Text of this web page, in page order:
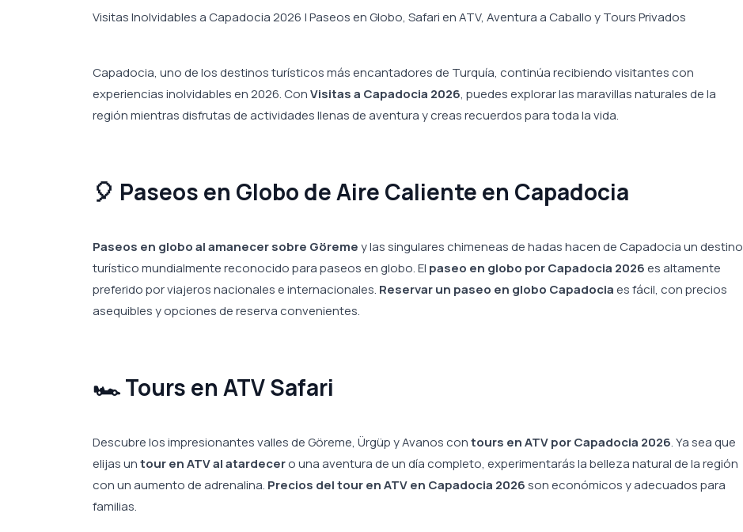
Visitas Inolvidables a Capadocia 2026 | Paseos en Globo, Safari en ATV, Aventura a Caballo y Tours Privados
Capadocia, uno de los destinos turísticos más encantadores de Turquía, continúa recibiendo visitantes con
experiencias inolvidables en 2026. ConVisitas a Capadocia 2026, puedes explorar las maravillas naturales de la
región mientras disfrutas de actividades llenas de aventura y creas recuerdos para toda la vida.
🎈 Paseos en Globo de Aire Caliente en Capadocia
Paseos en globo al amanecer sobre Göremey las singulares chimeneas de hadas hacen de Capadocia un destino
turístico mundialmente reconocido para paseos en globo. El paseo en globo por Capadocia 2026es altamente
preferido por viajeros nacionales e internacionales. Reservar un paseo en globo Capadociaes fácil, con precios
asequibles y opciones de reserva convenientes.
🏎️ Tours en ATV Safari
Descubre los impresionantes valles de Göreme, Ürgüp y Avanos contours en ATV por Capadocia 2026. Ya sea que
elijas untour en ATV al atardecero una aventura de un día completo, experimentarás la belleza natural de la región
con un aumento de adrenalina. Precios del tour en ATV en Capadocia 2026son económicos y adecuados para
familias.